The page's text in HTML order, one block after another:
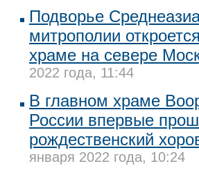
Подворье
митрополии
храме на севере
2022 года, 11:44
В главном храме
России впервые
рождественский
января 2022 года, 10:24